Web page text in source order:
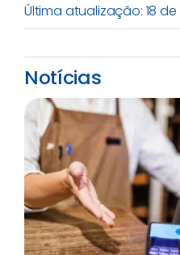
Última atualização: 18
Notícias